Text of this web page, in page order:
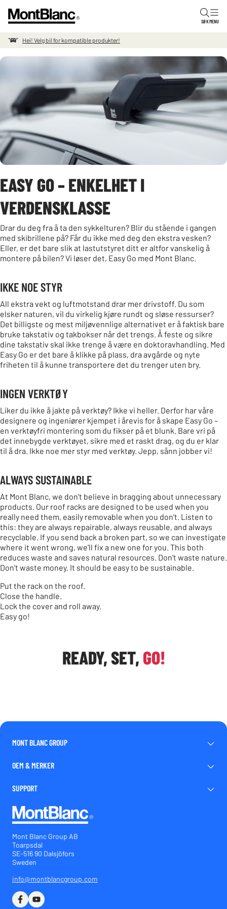
SØKMENU
Hei! Velg bil for kompatible produkter!
EASY GO – ENKELHET I
VERDENSKLASSE
Drar du deg fra å ta den sykkelturen? Blir du stående i gangen
med skibrillene på? Får du ikke med deg den ekstra vesken?
Eller, er det bare slik at lastutstyret ditt er altfor vanskelig å
montere på bilen? Vi løser det, Easy Go med Mont Blanc.
IKKE NOE STYR
All ekstra vekt og luftmotstand drar mer drivstoff. Du som
elsker naturen, vil du virkelig kjøre rundt og sløse ressurser?
Det billigste og mest miljøvennlige alternativet er å faktisk bare
bruke takstativ og takbokser når det trengs. Å feste og sikre
dine takstativ skal ikke trenge å være en doktoravhandling. Med
Easy Go er det bare å klikke på plass, dra avgårde og nyte
friheten til å kunne transportere det du trenger uten bry.
INGEN VERKTØY
Liker du ikke å jakte på verktøy? Ikke vi heller. Derfor har våre
designere og ingeniører kjempet i årevis for å skape Easy Go –
en verktøyfri montering som du fikser på et blunk. Bare vri på
det innebygde verktøyet, sikre med et raskt drag, og du er klar
til å dra. Ikke noe mer styr med verktøy. Jepp, sånn jobber vi!
ALWAYS SUSTAINABLE
At Mont Blanc, we don't believe in bragging about unnecessary
products. Our roof racks are designed to be used when you
really need them, easily removable when you don't. Listen to
this: they are always repairable, always reusable, and always
recyclable. If you send back a broken part, so we can investigate
where it went wrong, we'll fix a new one for you. This both
reduces waste and saves natural resources. Don't waste nature.
Don't waste money. It should be easy to be sustainable.
Put the rack on the roof.
Close the handle.
Lock the cover and roll away.
Easy go!
READY, SET, GO!
MONT BLANC GROUP
OEM & MERKER
SUPPORT
Mont Blanc Group AB
Toarpsdal
SE-516 90 Dalsjöfors
Sweden
info@montblancgroup.com